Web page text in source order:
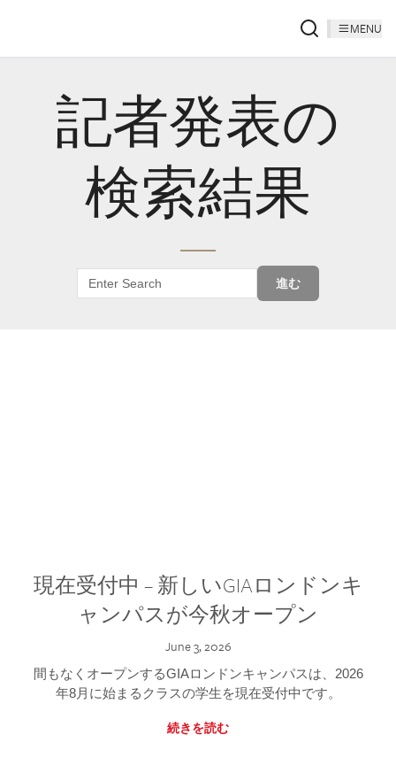
MENU
記者発表の
検索結果
進む
現在受付中 – 新しいGIAロンドンキ
ャンパスが今秋オープン
June 3, 2026
間もなくオープンするGIAロンドンキャンパスは、2026
年8月に始まるクラスの学生を現在受付中です。
続きを読む